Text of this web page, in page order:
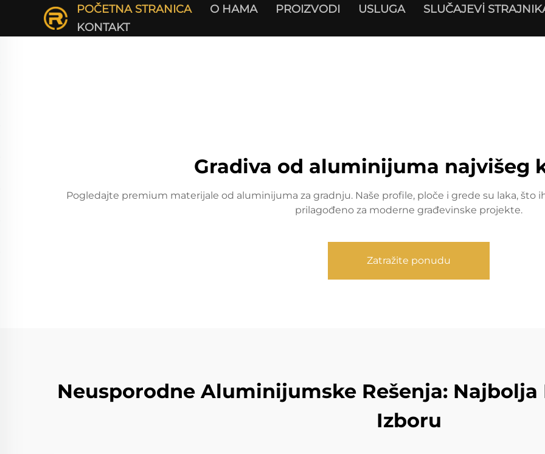
POČETNA STRANICA О НАМА PROIZVODI USLUGA SLUČAJEVİ
KONTAKT
Gradiva od aluminijuma najvišeg
Pogledajte premium materijale od aluminijuma za gradnju. Naše profile, ploče i grede su laka, što
prilagođeno za moderne građevinske projekte.
Zatražite ponudu
Neusporodne Aluminijumske Rešenja: Najbolja
Izboru